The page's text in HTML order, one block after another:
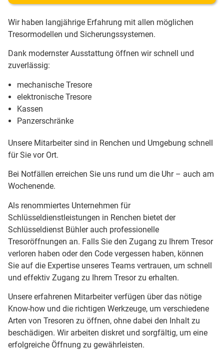
Wir haben langjährige Erfahrung mit allen möglichen
Tresormodellen und Sicherungssystemen.
Dank modernster Ausstattung öffnen wir schnell und
zuverlässig:
mechanische Tresore
elektronische Tresore
Kassen
Panzerschränke
Unsere Mitarbeiter sind in Renchen und Umgebung schnell
für Sie vor Ort.
Bei Notfällen erreichen Sie uns rund um die Uhr – auch am
Wochenende.
Als renommiertes Unternehmen für
Schlüsseldienstleistungen in Renchen bietet der
Schlüsseldienst Bühler auch professionelle
Tresoröffnungen an. Falls Sie den Zugang zu Ihrem Tresor
verloren haben oder den Code vergessen haben, können
Sie auf die Expertise unseres Teams vertrauen, um schnell
und effektiv Zugang zu Ihrem Tresor zu erhalten.
Unsere erfahrenen Mitarbeiter verfügen über das nötige
Know-how und die richtigen Werkzeuge, um verschiedene
Arten von Tresoren zu öffnen, ohne dabei den Inhalt zu
beschädigen. Wir arbeiten diskret und sorgfältig, um eine
erfolgreiche Öffnung zu gewährleisten.